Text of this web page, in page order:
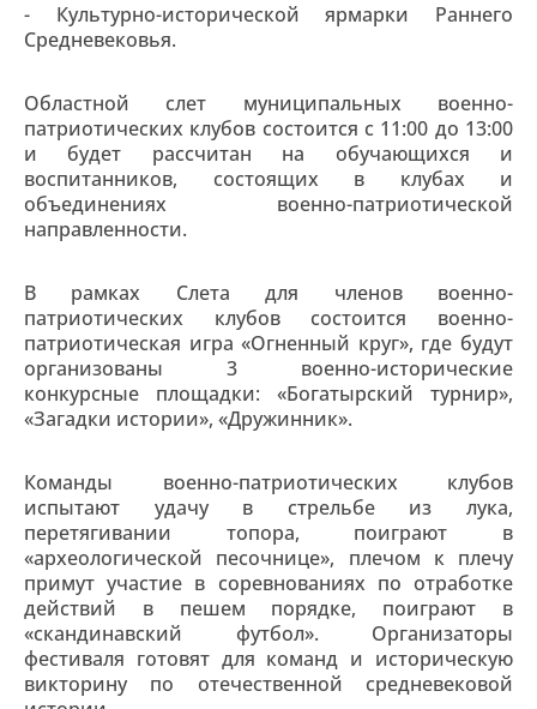
- Культурно-исторической ярмарки Раннего
Средневековья.
Областной слет муниципальных военно-
патриотических клубов состоится с 11:00 до 13:00
и будет рассчитан на обучающихся и
воспитанников, состоящих в клубах и
объединениях военно-патриотической
направленности.
В рамках Слета для членов военно-
патриотических клубов состоится военно-
патриотическая игра «Огненный круг», где будут
организованы 3 военно-исторические
конкурсные площадки: «Богатырский турнир»,
«Загадки истории», «Дружинник».
Команды военно-патриотических клубов
испытают удачу в стрельбе из лука,
перетягивании топора, поиграют в
«археологической песочнице», плечом к плечу
примут участие в соревнованиях по отработке
действий в пешем порядке, поиграют в
«скандинавский футбол». Организаторы
фестиваля готовят для команд и историческую
викторину по отечественной средневековой